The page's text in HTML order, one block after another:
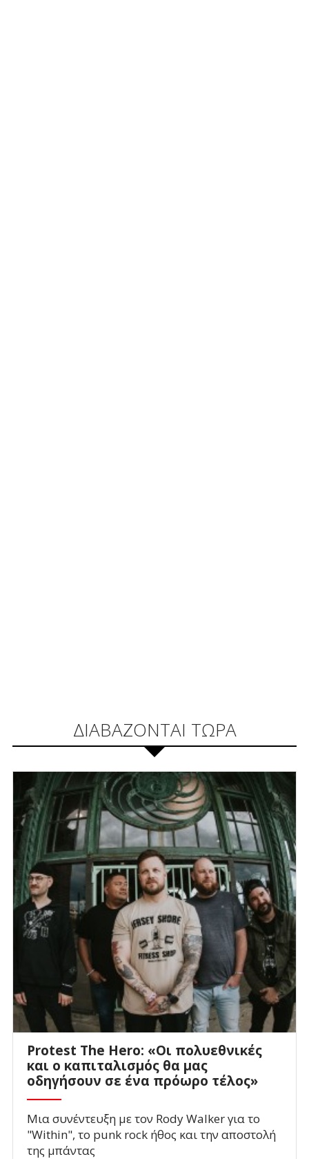
ΔΙΑΒΑΖΟΝΤΑΙ ΤΩΡΑ
Protest The Hero: «Οι πολυεθνικές
και ο καπιταλισμός θα μας
οδηγήσουν σε ένα πρόωρο τέλος»
Μια συνέντευξη με τον Rody Walker για το
"Within", το punk rock ήθος και την αποστολή
της μπάντας